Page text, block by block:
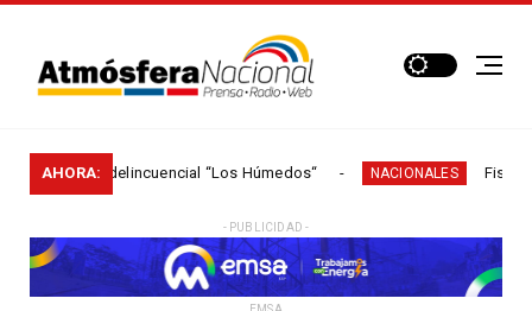
AHORA:
grupo delincuencial “Los Húmedos“ NACIONALES Fiscalía:
- PUBLICIDAD -